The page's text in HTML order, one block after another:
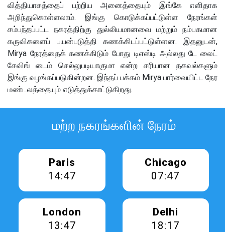
வித்தியாசத்தைப் பற்றிய அனைத்தையும் இங்கே எளிதாக
அறிந்துகொள்ளலாம். இங்கு கொடுக்கப்பட்டுள்ள நேரங்கள்
சம்பந்தப்பட்ட நகரத்திற்கு துல்லியமானவை மற்றும் நம்பகமான
கருவிகளைப் பயன்படுத்தி கணக்கிடப்பட்டுள்ளன. இதனுடன்,
Mirya நேரத்தைக் கணக்கிடும் போது டிஎஸ்டி அல்லது டே லைட்
சேவிங் டைம் செல்லுபடியாகுமா என்ற சரியான தகவல்களும்
இங்கு வழங்கப்படுகின்றன. இந்தப் பக்கம் Mirya பார்வையிட்ட நேர
மண்டலத்தையும் எடுத்துக்காட்டுகிறது.
மற்ற நகரங்களின் நேரம்
Paris
14:47
Chicago
07:47
London
13:47
Delhi
18:17